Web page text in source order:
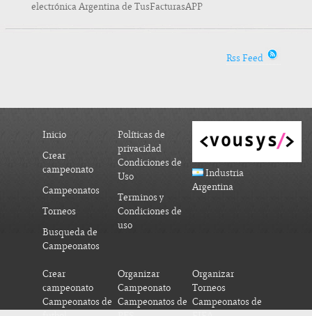
electrónica Argentina de TusFacturasAPP
Rss Feed
Inicio
Crear
campeonato
Campeonatos
Torneos
Busqueda de
Campeonatos
Políticas de
privacidad
Condiciones de
Uso
Terminos y
Condiciones de
uso
Industria
Argentina
Crear
campeonato
Organizar
Campeonato
Organizar
Torneos
Campeonatos de Campeonatos de Campeonatos de